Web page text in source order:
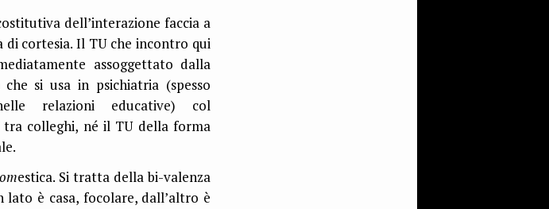
dell’interazione faccia a
di cortesia. Il TU che incontro qui
assoggettato dalla
si usa in psichiatria (spesso
relazioni educative) col
colleghi, né il TU della forma
estica. Si tratta della bi-valenza
lato è casa, focolare, dall’altro è